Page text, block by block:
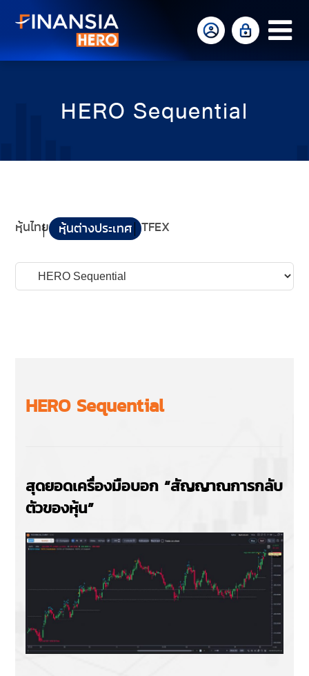
HERO Sequential
หุ้นไทย หุ้นต่างประเทศ TFEX
HERO Sequential
สุดยอดเครื่องมือบอก “สัญญาณการกลับ
ตัวของหุ้น”